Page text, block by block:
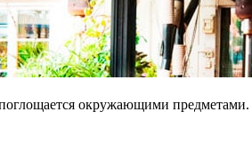
окружающими предметами.